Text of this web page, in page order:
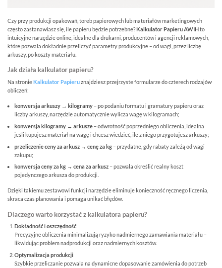
Czy przy produkcji opakowań, toreb papierowych lub materiałów marketingowych
często zastanawiasz się, ile papieru będzie potrzebne?Kalkulator Papieru AWIHto
intuicyjne narzędzie online, idealne dla drukarni, producentów i agencji reklamowych,
które pozwala dokładnie przeliczyć parametry produkcyjne – od wagi, przez liczbę
arkuszy, po koszty materiału.
Jak działa kalkulator papieru?
Na stronie Kalkulator Papieruznajdziesz przejrzyste formularze do czterech rodzajów
obliczeń:
konwersja arkuszy → kilogramy – po podaniu formatu i gramatury papieru oraz
liczby arkuszy, narzędzie automatycznie wylicza wagę w kilogramach;
konwersja kilogramy → arkusze – odwrotność poprzedniego obliczenia, idealna
jeśli kupujesz materiał na wagę i chcesz wiedzieć, ile z niego przygotujesz arkuszy;
przeliczenie ceny za arkusz → cenę za kg – przydatne, gdy rabaty zależą od wagi
zakupu;
konwersja ceny za kg → cena za arkusz – pozwala określić realny koszt
pojedynczego arkusza do produkcji.
Dzięki takiemu zestawowi funkcji narzędzie eliminuje konieczność ręcznego liczenia,
skraca czas planowania i pomaga unikać błędów.
Dlaczego warto korzystać z kalkulatora papieru?
Dokładność i oszczędność
Precyzyjne obliczenia minimalizują ryzyko nadmiernego zamawiania materiału –
likwidując problem nadprodukcji oraz nadmiernych kosztów.
Optymalizacja produkcji
Szybkie przeliczanie pozwala na dynamicne dopasowanie zamówienia do potrzeb